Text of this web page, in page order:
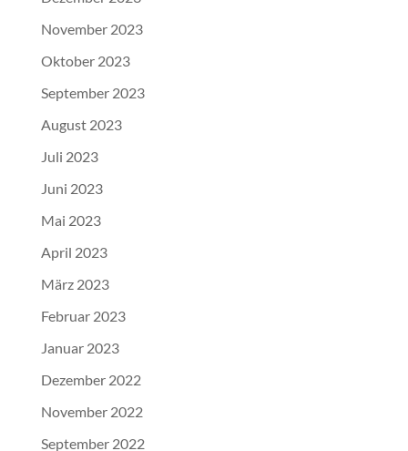
November 2023
Oktober 2023
September 2023
August 2023
Juli 2023
Juni 2023
Mai 2023
April 2023
März 2023
Februar 2023
Januar 2023
Dezember 2022
November 2022
September 2022